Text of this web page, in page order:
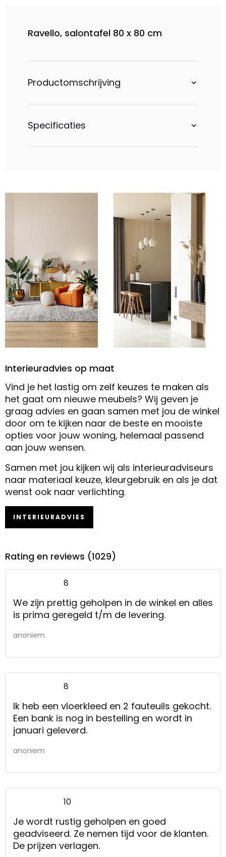
Ravello, salontafel 80 x 80 cm
Productomschrijving
Specificaties
Interieuradvies op maat
Vind je het lastig om zelf keuzes te maken als
het gaat om nieuwe meubels? Wij geven je
graag advies en gaan samen met jou de winkel
door om te kijken naar de beste en mooiste
opties voor jouw woning, helemaal passend
aan jouw wensen.
Samen met jou kijken wij als interieuradviseurs
naar materiaal keuze, kleurgebruik en als je dat
wenst ook naar verlichting.
INTERIEURADVIES
Rating en reviews (1029)
8
We zijn prettig geholpen in de winkel en alles
is prima geregeld t/m de levering.
anoniem
8
Ik heb een vloerkleed en 2 fauteuils gekocht.
Een bank is nog in bestelling en wordt in
januari geleverd.
anoniem
10
Je wordt rustig geholpen en goed
geadviseerd. Ze nemen tijd voor de klanten.
De prijzen verlagen.